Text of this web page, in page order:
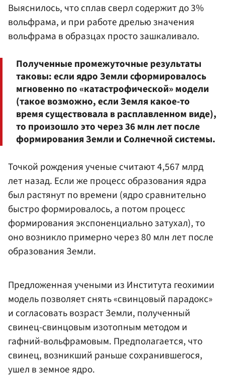
Выяснилось, что сплав сверл содержит до 3%
вольфрама, и при работе дрелью значения
вольфрама в образцах просто зашкаливало.
Полученные промежуточные результаты
таковы: если ядро Земли сформировалось
мгновенно по «катастрофической» модели
(такое возможно, если Земля какое-то
время существовала в расплавленном виде),
то произошло это через 36 млн лет после
формирования Земли и Солнечной системы.
Точкой рождения ученые считают 4,567 млрд
лет назад. Если же процесс образования ядра
был растянут по времени (ядро сравнительно
быстро формировалось, а потом процесс
формирования экспоненциально затухал), то
оно возникло примерно через 80 млн лет после
образования Земли.
Предложенная учеными из Института геохимии
модель позволяет снять «свинцовый парадокс»
и согласовать возраст Земли, полученный
свинец-свинцовым изотопным методом и
гафний-вольфрамовым. Предполагается, что
свинец, возникший раньше сохранившегося,
ушел в земное ядро.